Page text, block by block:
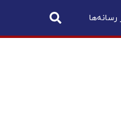
رسانه‌ها